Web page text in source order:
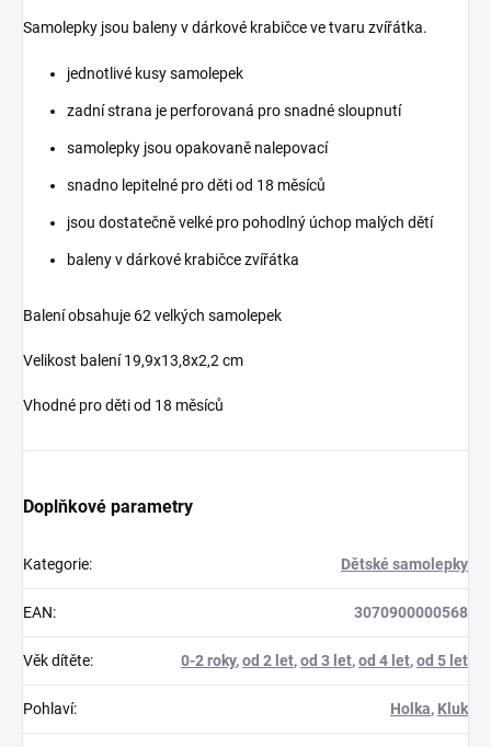
Samolepky jsou baleny v dárkové krabičce ve tvaru zvířátka.
jednotlivé kusy samolepek
zadní strana je perforovaná pro snadné sloupnutí
samolepky jsou opakovaně nalepovací
snadno lepitelné pro děti od 18 měsíců
jsou dostatečně velké pro pohodlný úchop malých dětí
baleny v dárkové krabičce zvířátka
Balení obsahuje 62 velkých samolepek
Velikost balení 19,9x13,8x2,2 cm
Vhodné pro děti od 18 měsíců
Doplňkové parametry
Kategorie: Dětské samolepky
EAN: 3070900000568
Věk dítěte: 0-2 roky,od 2 let,od 3 let,od 4 let,od 5 let
Pohlaví: Holka, Kluk